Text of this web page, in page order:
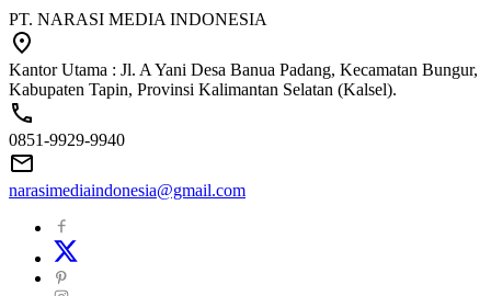
PT. NARASI MEDIA INDONESIA
Kantor Utama : Jl. A Yani Desa Banua Padang, Kecamatan Bungur,
Kabupaten Tapin, Provinsi Kalimantan Selatan (Kalsel).
0851-9929-9940
narasimediaindonesia@gmail.com